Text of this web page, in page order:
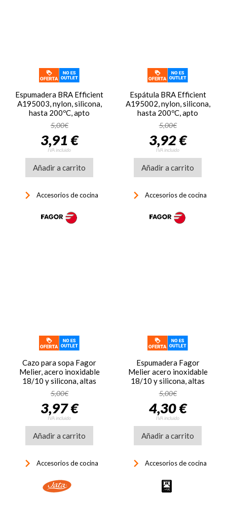
Espumadera BRA Efficient
A195003, nylon, silicona,
hasta 200ºC, apto
lavavajillas, naranja
5,00€
3,91 €
IVA incluido
Añadir a carrito
keyboard_arrow_right Accesorios de cocina
Espátula BRA Efficient
A195002, nylon, silicona,
hasta 200ºC, apto
lavavajillas, naranja
5,00€
3,92 €
IVA incluido
Añadir a carrito
keyboard_arrow_right Accesorios de cocina
Cazo para sopa Fagor
Melier, acero inoxidable
18/10 y silicona, altas
temperaturas, multicolor
5,00€
3,97 €
IVA incluido
Añadir a carrito
keyboard_arrow_right Accesorios de cocina
Espumadera Fagor
Melier acero inoxidable
18/10 y silicona, altas
temperaturas, multicolor
5,00€
4,30 €
IVA incluido
Añadir a carrito
keyboard_arrow_right Accesorios de cocina